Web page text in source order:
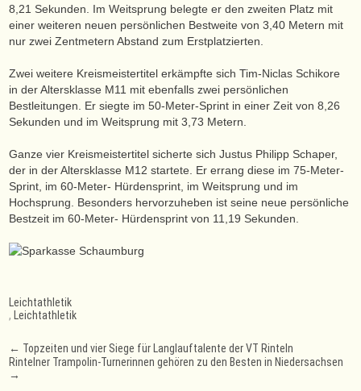
8,21 Sekunden. Im Weitsprung belegte er den zweiten Platz mit
einer weiteren neuen persönlichen Bestweite von 3,40 Metern mit
nur zwei Zentmetern Abstand zum Erstplatzierten.
Zwei weitere Kreismeistertitel erkämpfte sich Tim-Niclas Schikore
in der Altersklasse M11 mit ebenfalls zwei persönlichen
Bestleitungen. Er siegte im 50-Meter-Sprint in einer Zeit von 8,26
Sekunden und im Weitsprung mit 3,73 Metern.
Ganze vier Kreismeistertitel sicherte sich Justus Philipp Schaper,
der in der Altersklasse M12 startete. Er errang diese im 75-Meter-
Sprint, im 60-Meter- Hürdensprint, im Weitsprung und im
Hochsprung. Besonders hervorzuheben ist seine neue persönliche
Bestzeit im 60-Meter- Hürdensprint von 11,19 Sekunden.
Leichtathletik
,Leichtathletik
Post
navigation
← Topzeiten und vier Siege für Langlauftalente der VT Rinteln
Rintelner Trampolin-Turnerinnen gehören zu den Besten in Niedersachsen
→